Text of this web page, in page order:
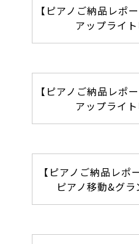
【ピアノご納品レポ
アップライ
【ピアノご納品レポ
アップライ
【ピアノご納品レ
ピアノ移動&グ